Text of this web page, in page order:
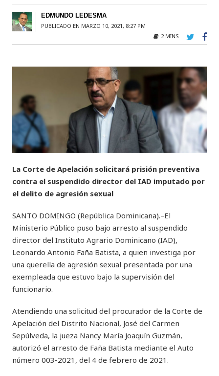
EDMUNDO LEDESMA
PUBLICADO EN MARZO 10, 2021, 8:27 PM
2 MINS
La Corte de Apelación solicitará prisión preventiva
contra el suspendido director del IAD imputado por
el delito de agresión sexual
SANTO DOMINGO (República Dominicana).–El
Ministerio Público puso bajo arresto al suspendido
director del Instituto Agrario Dominicano (IAD),
Leonardo Antonio Faña Batista, a quien investiga por
una querella de agresión sexual presentada por una
exempleada que estuvo bajo la supervisión del
funcionario.
Atendiendo una solicitud del procurador de la Corte de
Apelación del Distrito Nacional, José del Carmen
Sepúlveda, la jueza Nancy María Joaquín Guzmán,
autorizó el arresto de Faña Batista mediante el Auto
número 003-2021, del 4 de febrero de 2021.